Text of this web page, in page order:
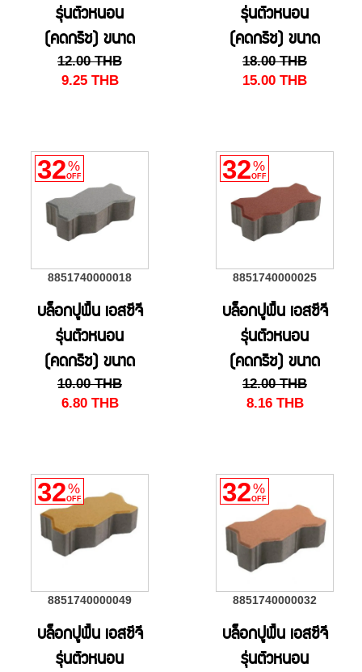
รุ่นตัวหนอน
(คดกริช) ขนาด
11.25 x22.5 x 6
12.00 THB
9.25 THB
รุ่นตัวหนอน
(คดกริช) ขนาด
11.25 x22.5 x 6
18.00 THB
15.00 THB
32%
OFF
8851740000018
บล็อกปูพื้น เอสซีจี
รุ่นตัวหนอน
(คดกริช) ขนาด
11.25 x22.5 x 6
10.00 THB
6.80 THB
32%
OFF
8851740000025
บล็อกปูพื้น เอสซีจี
รุ่นตัวหนอน
(คดกริช) ขนาด
11.25 x22.5 x 6
12.00 THB
8.16 THB
32%
OFF
8851740000049
บล็อกปูพื้น เอสซีจี
รุ่นตัวหนอน
32%
OFF
8851740000032
บล็อกปูพื้น เอสซีจี
รุ่นตัวหนอน